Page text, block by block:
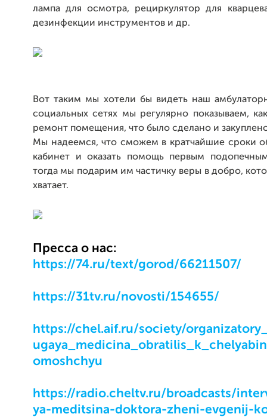
лампа для осмотра, рециркулятор для
дезинфекции инструментов и др.
Вот таким мы хотели бы видеть наш
социальных сетях мы регулярно показываем,
ремонт помещения, что было сделано и
Мы надеемся, что сможем в кратчайшие сроки
кабинет и оказать помощь первым
тогда мы подарим им частичку веры в добро,
хватает.
Пресса о нас:
https://74.ru/text/gorod/66211507/
https://31tv.ru/novosti/154655/
https://chel.aif.ru/society/
omoshchyu
https://radio.cheltv.ru/broadcasts/
ya-meditsina-doktora-zheni-evgenij-